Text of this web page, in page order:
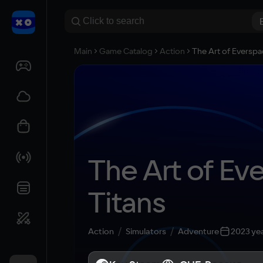
Main Game Catalog Action The Art of
The Art of
Titans
Action Simulators Adventure 2023